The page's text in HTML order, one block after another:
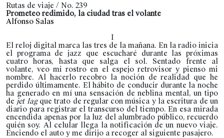
Rutas de viaje / No. 239
Prometeo redimido, la ciudad tras el volante
Alfonso Salas
I
El reloj digital marca las tres de la mañana. En la radio inicia
el programa de jazz que escucharé durante las próximas
cuatro horas, hasta que salga el sol. Sentado frente al
volante, veo mi rostro en el espejo retrovisor y pienso mi
nombre. Al hacerlo recobro la noción de realidad que he
perdido últimamente. El hábito de conducir durante la noche
ha generado en mí una sensación de neblina mental, un tipo
de jet lagque trato de regular con música y la escritura de un
diario para registrar el transcurso del tiempo. En esa mirada
encendida apenas por la luz del alumbrado público, recuerdo
quién soy. Al celular llega la notificación de un nuevo viaje.
Enciendo el auto y me dirijo a recoger al siguiente pasajero.